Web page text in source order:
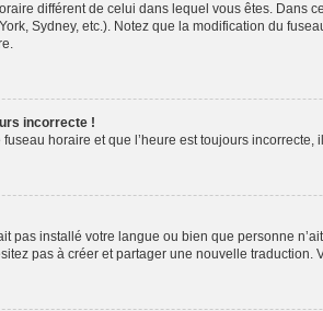
différent de celui dans lequel vous êtes. Dans
Sydney, etc.). Notez que la modification du
incorrecte !
horaire et que l’heure est toujours
pas installé votre langue ou bien que personne
pas à créer et partager une nouvelle traduction.